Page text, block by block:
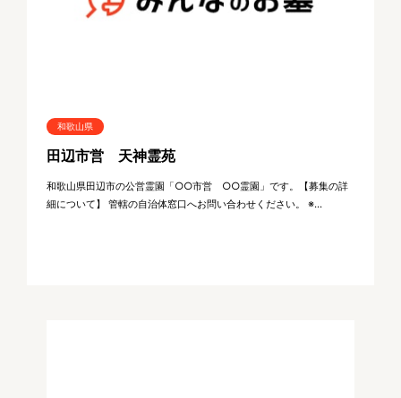
和歌山県
田辺市営 天神霊苑
和歌山県田辺市の公営霊園「○○市営 ○○霊園」です。【募集の詳
細について】 管轄の自治体窓口へお問い合わせください。 ※...